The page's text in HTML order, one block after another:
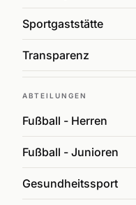
Sportgaststätte
Transparenz
ABTEILUNGEN
Fußball - Herren
Fußball - Junioren
Gesundheitssport